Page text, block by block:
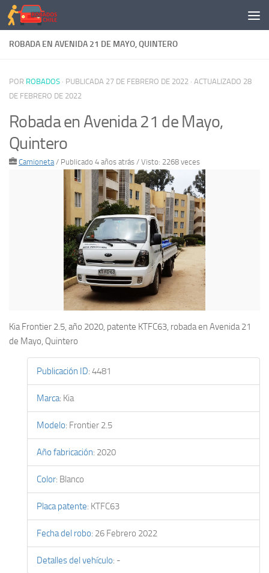
Saltar al contenido
ROBADA EN AVENIDA 21 DE MAYO, QUINTERO
POR ROBADOS · PUBLICADA 27 DE FEBRERO DE 2022 · ACTUALIZADO 28
DE FEBRERO DE 2022
Robada en Avenida 21 de Mayo,
Quintero
Camioneta/ Publicado 4 años atrás / Visto: 2268 veces
Kia Frontier 2.5, año 2020, patente KTFC63, robada en Avenida 21
de Mayo, Quintero
Publicación ID: 4481
Marca: Kia
Modelo: Frontier 2.5
Año fabricación: 2020
Color: Blanco
Placa patente: KTFC63
Fecha del robo: 26 Febrero 2022
Detalles del vehículo: -